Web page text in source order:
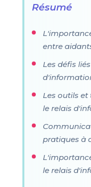
Résumé
entre
Les défis
Les outils
le relais
pratiques à
le relais